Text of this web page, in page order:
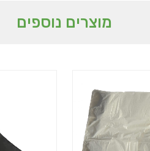
מוצרים נוספים